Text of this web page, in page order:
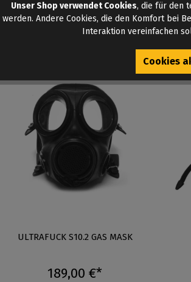
ULTRAFUCK S10.2 GAS MASK
189,00 €*
Unser Shop verwendet Cookies, die für den
werden. Andere Cookies, die den Komfort bei
Interaktion vereinfachen
Cookies